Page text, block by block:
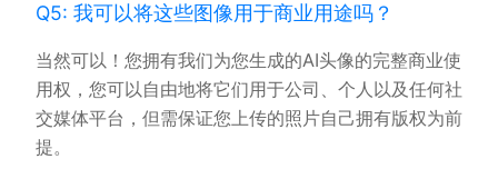
Q5: 我可以将这些图像用于商业用途吗？
当然可以！您拥有我们为您生成的AI头像的完整商业使
用权，您可以自由地将它们用于公司、个人以及任何社
交媒体平台，但需保证您上传的照片自己拥有版权为前
提。